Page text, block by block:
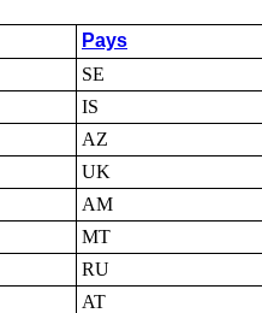
Pays
SE
IS
AZ
UK
AM
MT
RU
AT